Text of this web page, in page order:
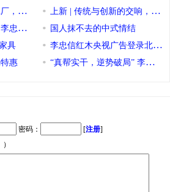
，标杆企业
忠信红木破浪前行
具
惠
上新 | 传统与创新的交响，工
国人抹不去的中式情结
李忠信红木央视广告登录北京
“真帮实干，逆势破局” 李忠信
密码： [注册]